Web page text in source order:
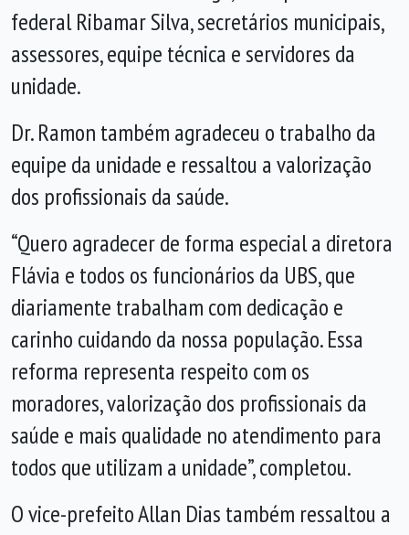
federal Ribamar Silva, secretários municipais,
assessores, equipe técnica e servidores da
unidade.
Dr. Ramon também agradeceu o trabalho da
equipe da unidade e ressaltou a valorização
dos profissionais da saúde.
“Quero agradecer de forma especial a diretora
Flávia e todos os funcionários da UBS, que
diariamente trabalham com dedicação e
carinho cuidando da nossa população. Essa
reforma representa respeito com os
moradores, valorização dos profissionais da
saúde e mais qualidade no atendimento para
todos que utilizam a unidade”, completou.
O vice-prefeito Allan Dias também ressaltou a